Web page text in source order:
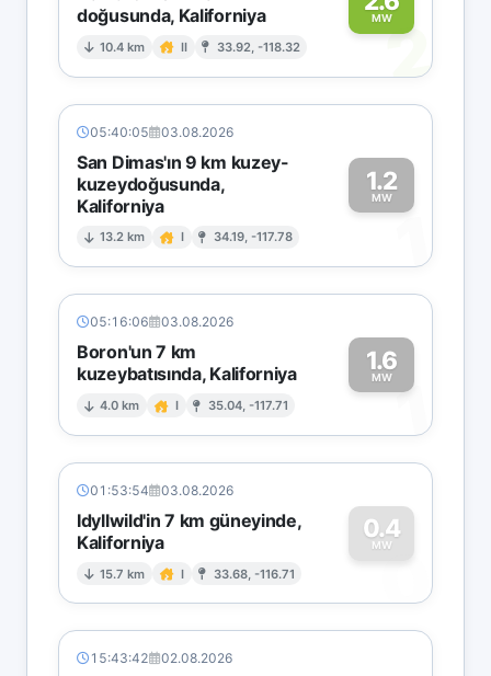
doğusunda, Kaliforniya
10.4 km II 33.92, -118.32
MW
2
05:40:05 03.08.2026
San Dimas'ın 9 km kuzey-
kuzeydoğusunda,
Kaliforniya
13.2 km I 34.19, -117.78
1.2
MW
1
05:16:06 03.08.2026
Boron'un 7 km
kuzeybatısında, Kaliforniya
4.0 km I 35.04, -117.71
1.6
MW1
01:53:54 03.08.2026
Idyllwild'in 7 km güneyinde,
Kaliforniya
15.7 km I 33.68, -116.71
0.4
MW
0
15:43:42 02.08.2026